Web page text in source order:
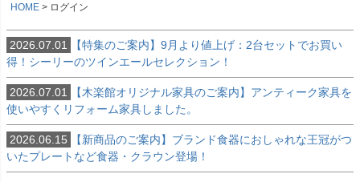
HOME ログイン
2026.07.01
【特集のご案内】9月より値上げ：2台セットでお買い
得！シーリーのツインエールセレクション！
2026.07.01
【木楽館オリジナル家具のご案内】アンティーク家具を
使いやすくリフォーム家具しました。
2026.06.15
【新商品のご案内】ブランド食器におしゃれな王冠がつ
いたプレートなど食器・クラウン登場！